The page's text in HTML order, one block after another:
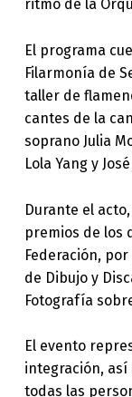
ritmo de la
El programa
Filarmonía de
taller de
cantes de la
soprano Julia
Lola Yang y
Durante el
premios de los
Federación,
de Dibujo y
Fotografía
El evento
integración, así
todas las